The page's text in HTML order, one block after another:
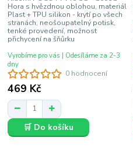
0 hodnocení
Hora s hvězdnou oblohou, materiál
Plast + TPU silikon - krytí po všech
stranách, neošoupatelný potisk,
tenké provedení, možnost
přichycení na šňůrku
469 Kč
Vyrobíme pro vás | Odesíláme za 2-3
dny
🛒 Do košíku